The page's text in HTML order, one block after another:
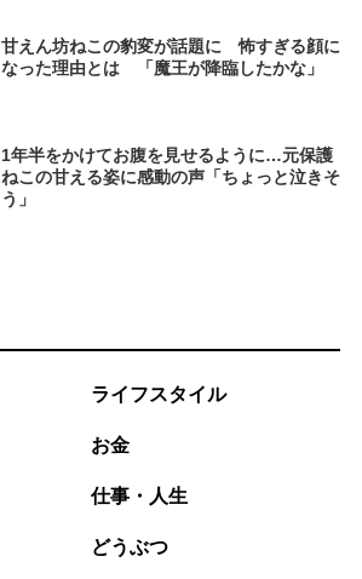
甘えん坊ねこの豹変が話題に 怖すぎる顔に
なった理由とは 「魔王が降臨したかな」
1年半をかけてお腹を見せるように…元保護
ねこの甘える姿に感動の声「ちょっと泣きそ
う」
ライフスタイル
お金
仕事・人生
どうぶつ